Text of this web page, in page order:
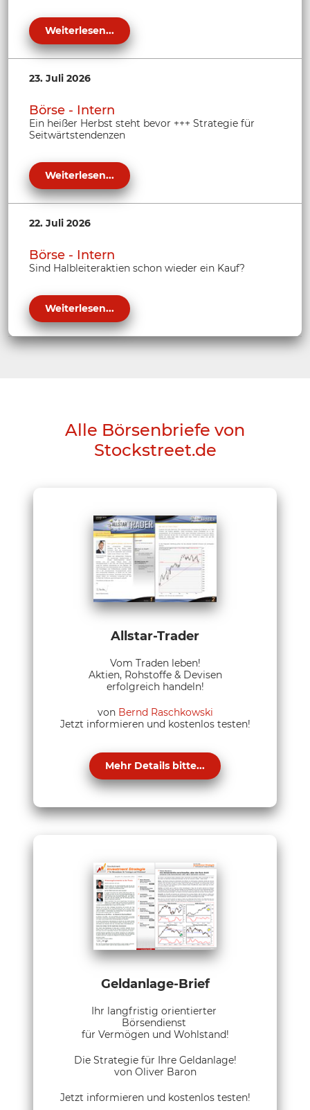
Weiterlesen...
23. Juli 2026
Börse - Intern
Ein heißer Herbst steht bevor +++ Strategie für
Seitwärtstendenzen
Weiterlesen...
22. Juli 2026
Börse - Intern
Sind Halbleiteraktien schon wieder ein Kauf?
Weiterlesen...
Alle Börsenbriefe von
Stockstreet.de
Allstar-Trader
Vom Traden leben!
Aktien, Rohstoffe & Devisen
erfolgreich handeln!
von Bernd Raschkowski
Jetzt informieren und kostenlos testen!
Mehr Details bitte...
Geldanlage-Brief
Ihr langfristig orientierter
Börsendienst
für Vermögen und Wohlstand!
Die Strategie für Ihre Geldanlage!
von Oliver Baron
Jetzt informieren und kostenlos testen!